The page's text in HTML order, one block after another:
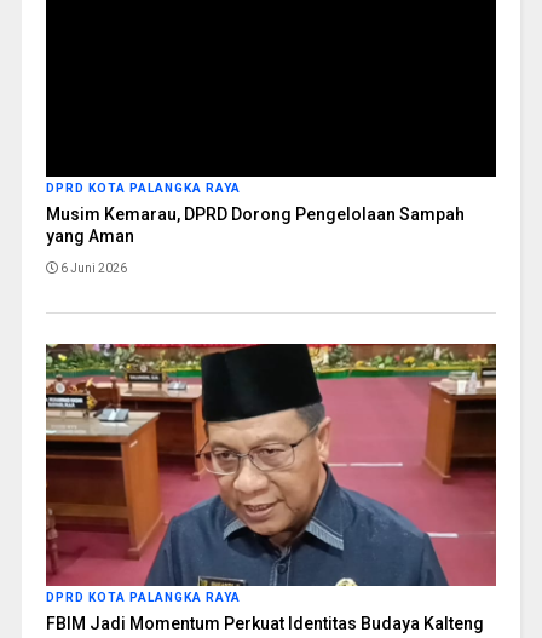
DPRD KOTA PALANGKA RAYA
Musim Kemarau, DPRD Dorong Pengelolaan Sampah
yang Aman
6 Juni 2026
DPRD KOTA PALANGKA RAYA
FBIM Jadi Momentum Perkuat Identitas Budaya Kalteng